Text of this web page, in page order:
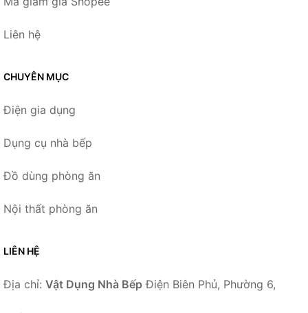
Liên hệ
CHUYÊN MỤC
Điện gia dụng
Dụng cụ nhà bếp
Đồ dùng phòng ăn
Nội thất phòng ăn
LIÊN HỆ
Địa chỉ: Vật Dụng Nhà Bếp Điện Biên Phủ, Phường 6,